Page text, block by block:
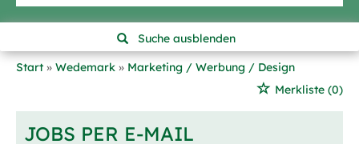
Suche ausblenden
Start
Wedemark
Marketing / Werbung / Design
Merkliste (0)
JOBS PER E-MAIL